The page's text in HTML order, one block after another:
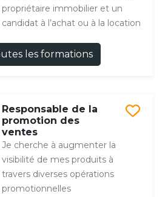
propriétaire immobilier et un
candidat à l’achat ou à la location
les formations
Responsable de la
promotion des
ventes
Je cherche à augmenter la
visibilité de mes produits à
travers diverses opérations
promotionnelles